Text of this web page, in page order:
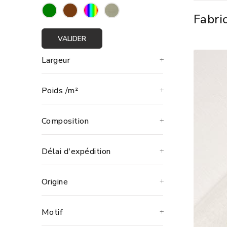
VALIDER
Largeur
Poids /m²
Composition
Délai d'expédition
Origine
Motif
utilisent
Chez
France